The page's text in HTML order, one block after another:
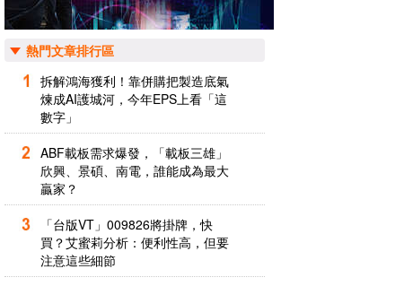
熱門文章排行區
拆解鴻海獲利！靠併購把製造底氣
煉成AI護城河，今年EPS上看「這
數字」
ABF載板需求爆發，「載板三雄」
欣興、景碩、南電，誰能成為最大
贏家？
「台版VT」009826將掛牌，快
買？艾蜜莉分析：便利性高，但要
注意這些細節